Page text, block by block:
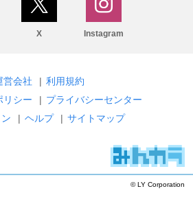
X Instagram
営会社 | 利用規約
リシー
| プライバシーセンター
| ヘルプ | サイトマップ
© LY Corporation